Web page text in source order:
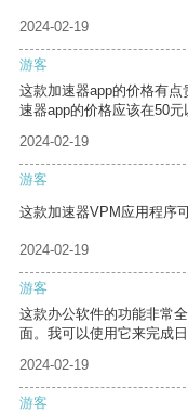
2024-02-19
游客
这款加速器app的价格有
速器app的价格应该在50元
2024-02-19
游客
这款加速器VPM应用程序
2024-02-19
游客
这款办公软件的功能非常
面。我可以使用它来完成
2024-02-19
游客